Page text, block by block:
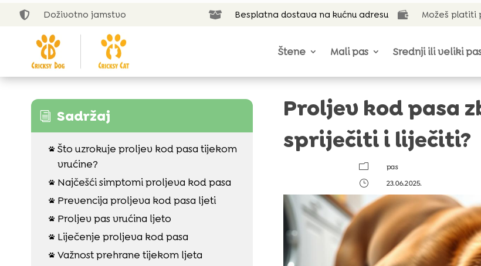
 Doživotno jamstvo  Besplatna dostava na kućnu adresu  Možeš platiti
Štene Mali pas Srednji ili veliki
i Sadržaj
 Što uzrokuje proljev kod pasa tijekom
vrućine?
 Najčešći simptomi proljeva kod pasa
 Prevencija proljeva kod pasa ljeti
 Proljev pas vrućina ljeto
 Liječenje proljeva kod pasa
 Važnost prehrane tijekom ljeta
Proljev kod pasa
spriječiti i liječiti?
m
pas
}
23.06.2025.